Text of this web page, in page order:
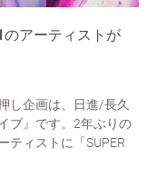
アーティストが
し企画は、日進/長久
ブ』です。2年ぶりの
ティストに「SUPER